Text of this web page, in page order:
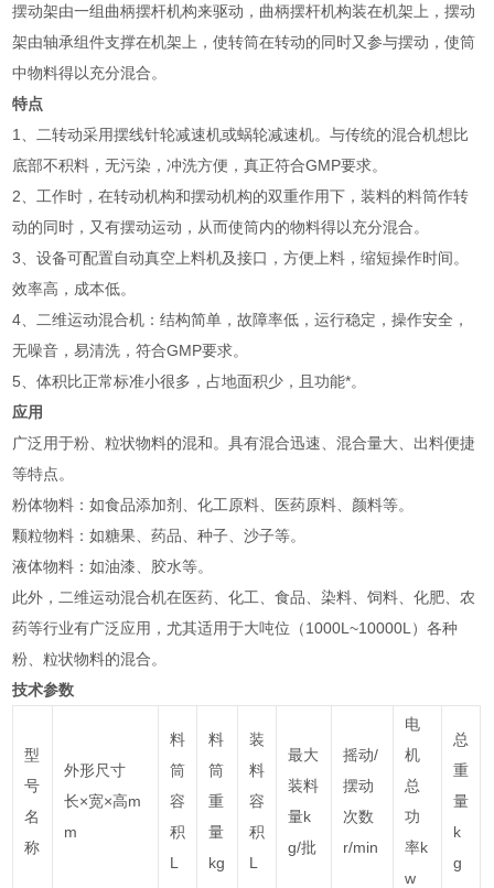
摆动架由一组曲柄摆杆机构来驱动，曲柄摆杆机构装在机架上，摆动
架由轴承组件支撑在机架上，使转筒在转动的同时又参与摆动，使筒
中物料得以充分混合。
特点
1、二转动采用摆线针轮减速机或蜗轮减速机。与传统的混合机想比
底部不积料，无污染，冲洗方便，真正符合GMP要求。
2、工作时，在转动机构和摆动机构的双重作用下，装料的料筒作转
动的同时，又有摆动运动，从而使筒内的物料得以充分混合。
3、设备可配置自动真空上料机及接口，方便上料，缩短操作时间。
效率高，成本低。
4、二维运动混合机：结构简单，故障率低，运行稳定，操作安全，
无噪音，易清洗，符合GMP要求。
5、体积比正常标准小很多，占地面积少，且功能*。
应用
广泛用于粉、粒状物料的混和。具有混合迅速、混合量大、出料便捷
等特点。
‌粉体物料‌：如食品添加剂、化工原料、医药原料、颜料等‌。
‌颗粒物料‌：如糖果、药品、种子、沙子等‌。
‌液体物料‌：如油漆、胶水等‌。
此外，二维运动混合机在医药、化工、食品、染料、饲料、化肥、农
药等行业有广泛应用，尤其适用于大吨位（1000L~10000L）各种
粉、粒状物料的混合‌。
技术参数
型
号
名
称
外形尺寸
长×宽×高m
m
料
筒
容
积
L
料
筒
重
量
kg
装
料
容
积
L
最大
装料
量k
g/批
摇动/
摆动
次数
r/min
电
机
总
功
率k
w
总
重
量
k
g